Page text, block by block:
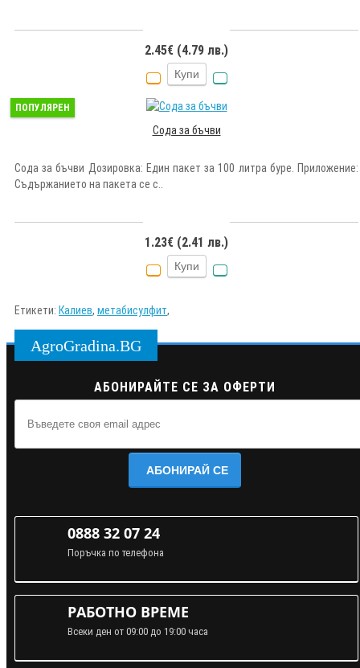
2.45€ (4.79 лв.)
Купи
ПОПУЛЯРЕН
Сода за бъчви
Сода за бъчви Дозировка: Един пакет за 100 литра буре. Приложение:
Съдържанието на пакета се с..
1.23€ (2.41 лв.)
Купи
Етикети: Калиев, метабисулфит,
AgroGradina.BG
АБОНИРАЙТЕ СЕ ЗА ОФЕРТИ
АБОНИРАЙ СЕ
0888 32 07 24
Поръчка по телефона
РАБОТНО ВРЕМЕ
Всеки ден от 09:00 до 19:00 часа